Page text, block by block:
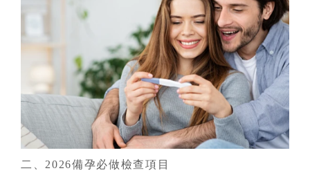
二、2026備孕必做檢查項目